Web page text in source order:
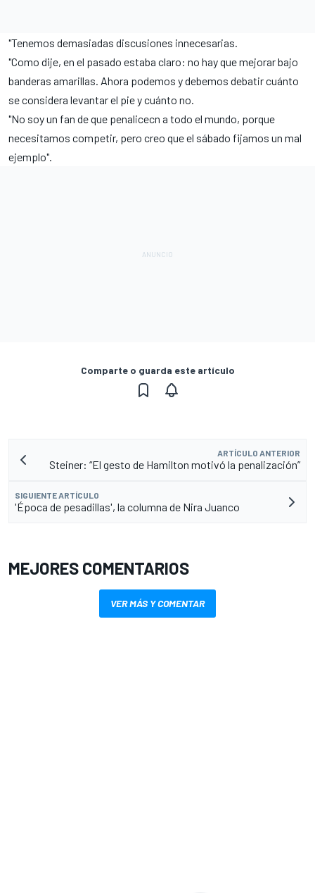
"Tenemos demasiadas discusiones innecesarias.
"Como dije, en el pasado estaba claro: no hay que mejorar bajo
banderas amarillas. Ahora podemos y debemos debatir cuánto
se considera levantar el pie y cuánto no.
"No soy un fan de que penalicecn a todo el mundo, porque
necesitamos competir, pero creo que el sábado fijamos un mal
ejemplo".
Comparte o guarda este artículo
ARTÍCULO ANTERIOR
Steiner: “El gesto de Hamilton motivó la penalización”
SIGUIENTE ARTÍCULO
'Época de pesadillas', la columna de Nira Juanco
MEJORES COMENTARIOS
VER MÁS Y COMENTAR